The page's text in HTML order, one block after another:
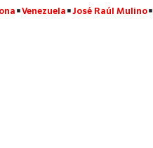
Venezuela José Raúl Mulino